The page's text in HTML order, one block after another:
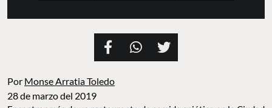
Por Monse Arratia Toledo
28 de marzo del 2019